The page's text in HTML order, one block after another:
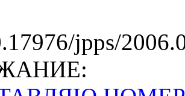
jpps/